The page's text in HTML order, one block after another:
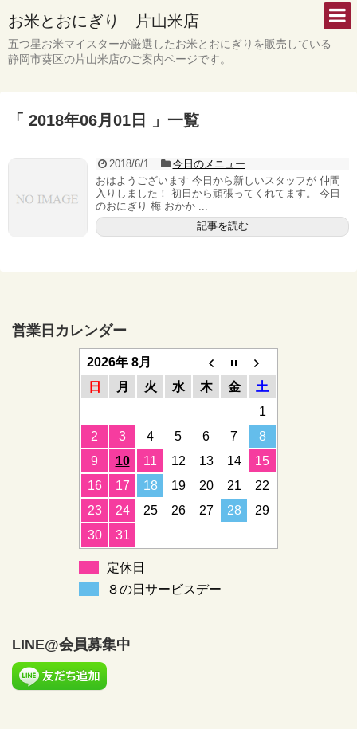
お米とおにぎり 片山米店
五つ星お米マイスターが厳選したお米とおにぎりを販売している
静岡市葵区の片山米店のご案内ページです。
「 2018年06月01日 」一覧
2018/6/1
今日のメニュー
おはようございます 今日から新しいスタッフが 仲間
入りしました！ 初日から頑張ってくれてます。 今日
のおにぎり 梅 おかか ...
記事を読む
営業日カレンダー
2026年 8月
日
月 火 水 木 金
土
1
2
3 4 5 6 7
8
9
10 11 12 13 14
15
16
17 18 19 20 21
22
23
24 25 26 27 28
29
30
31
定休日
８の日サービスデー
LINE@会員募集中